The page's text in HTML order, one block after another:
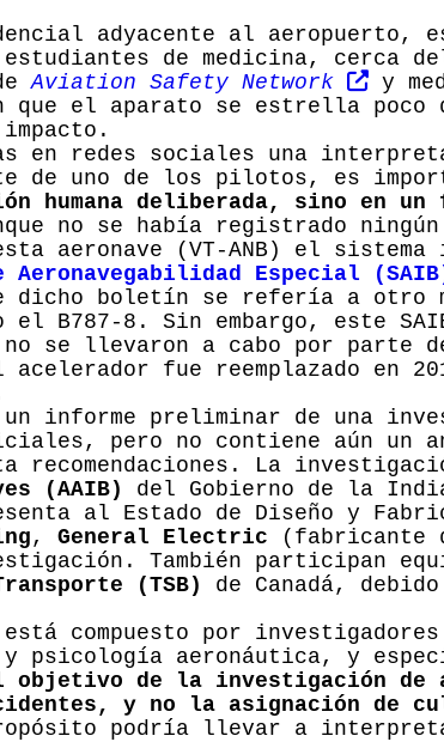
adyacente al aeropuerto,
estudiantes de medicina, cerca
Aviation Safety Network
y
que el aparato se estrella poco
en redes sociales una
de uno de los pilotos, es
humana deliberada, sino en
no se había registrado
aeronave (VT-ANB) el sistema
Especial
dicho boletín se refería a otro
el B787-8. Sin embargo, este
se llevaron a cabo por parte
fue reemplazado en
informe preliminar de una
pero no contiene aún un
recomendaciones. La
(AAIB)
del Gobierno de la
al Estado de Diseño y
, General Electric (fabricante
También participan
(TSB)
de Canadá,
está compuesto por
psicología aeronáutica, y
objetivo de la investigación de
y no la asignación de
podría llevar a